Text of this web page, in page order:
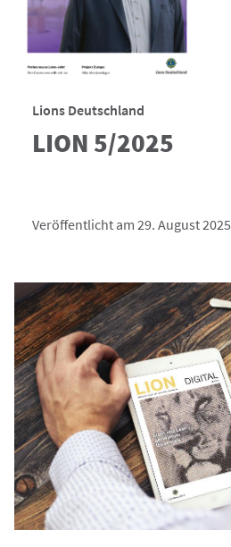
Lions Deutschland
LION 5/2025
Veröffentlicht am 29. August 2025